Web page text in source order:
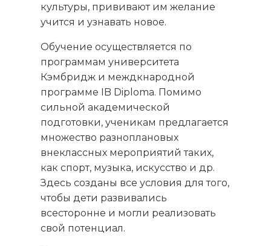
культуры, прививают им желание
учится и узнавать новое.
Обучение осуществляется по
программам университета
Кэмбридж и междкнародной
программе IB Diploma. Помимо
сильной академической
подготовки, ученикам предлагается
множество разноплановых
внеклассных мероприятий таких,
как спорт, музыка, искусство и др.
Здесь созданы все условия для того,
чтобы дети развивались
всесторонне и могли реализовать
свой потенциал.